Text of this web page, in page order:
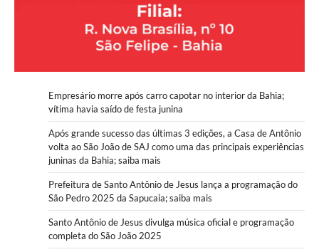
Empresário morre após carro capotar no interior da Bahia;
vítima havia saído de festa junina
Após grande sucesso das últimas 3 edições, a Casa de Antônio
volta ao São João de SAJ como uma das principais experiências
juninas da Bahia; saiba mais
Prefeitura de Santo Antônio de Jesus lança a programação do
São Pedro 2025 da Sapucaia; saiba mais
Santo Antônio de Jesus divulga música oficial e programação
completa do São João 2025